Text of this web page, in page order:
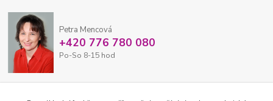
Petra Mencová
+420 776 780 080
Po-So 8-15 hod